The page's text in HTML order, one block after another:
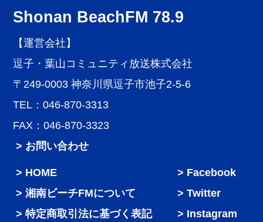
Shonan BeachFM 78.9
【運営会社】
逗子・葉山コミュニティ放送株式会社
〒249-0003 神奈川県逗子市池子2-5-6
TEL：046-870-3313
FAX：046-870-3323
> お問い合わせ
HOME
湘南ビーチFMについて
特定商取引法に基づく表記
Facebook
Twitter
Instagram